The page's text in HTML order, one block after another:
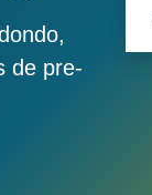
de pre-